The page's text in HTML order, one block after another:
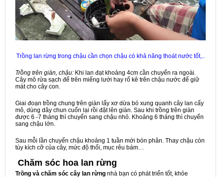
Trồng lan rừng trong chậu cần chọn chậu có khả năng thoát nước tốt,..
Trồng trên giàn, chậu: Khi lan đạt khoảng 4cm cần chuyển ra ngoài.
Cây mô rửa sạch để trên miếng lưới hay rổ kê trên chậu nước để giữ
mát cho cây con.
Giai đoạn trồng chung trên giàn lấy xơ dừa bó xung quanh cây lan cấy
mô, dùng dây chun cuốn lại rồi đặt lên giàn. Sau khi trồng trên giàn
được 6 -7 tháng thì chuyển sang chậu nhỏ. Khoảng 6 tháng thì chuyển
sang chậu lớn.
Sau mỗi lần chuyển chậu khoảng 1 tuần mới bón phân. Thay chậu còn
tùy kích cỡ của cây, mức độ thối, mục rêu bám…
Chăm sóc hoa lan rừng
Trồng và chăm sóc cây lan rừng nhà bạn có phát triển tốt, khỏe